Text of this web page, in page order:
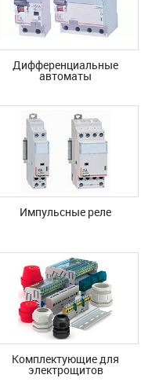
Дифференциальные
автоматы
Импульсные реле
Комплектующие для
электрощитов